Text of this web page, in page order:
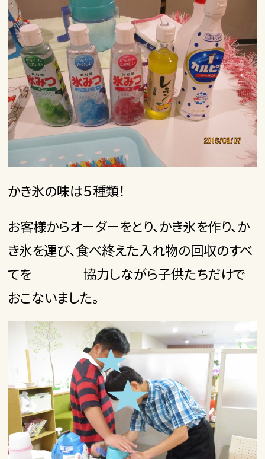
かき氷の味は５種類！
お客様からオーダーをとり、かき氷を作り、か
き氷を運び、食べ終えた入れ物の回収のすべ
てを 協力しながら子供たちだけで
おこないました。